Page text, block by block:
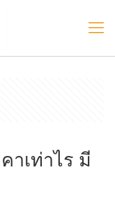
าเท่าไร มี